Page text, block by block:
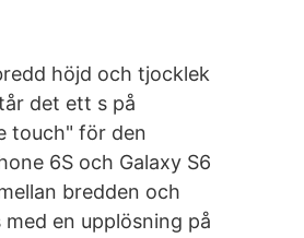
höjd och tjocklek
det ett s på
touch" för den
6S och Galaxy S6
bredden och
en upplösning på